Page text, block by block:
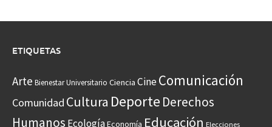
ETIQUETAS
Arte Bienestar Universitario Ciencia CineComunicación
Comunidad Cultura Deporte Derechos
Humanos EcologíaEconomía Educación Elecciones